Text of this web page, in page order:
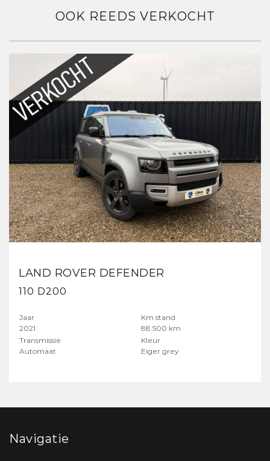
OOK REEDS VERKOCHT
LAND ROVER DEFENDER
110 D200
Jaar
2021
Km stand
88.500 km
Transmissie
Automaat
Kleur
Eiger grey
Navigatie